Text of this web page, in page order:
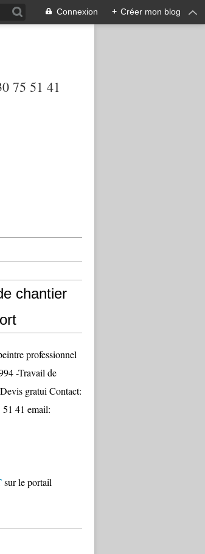
Connexion + Créer mon blog
75 51 41
chantier
professionnel
-Travail de
gratui Contact:
41 email:
sur le portail